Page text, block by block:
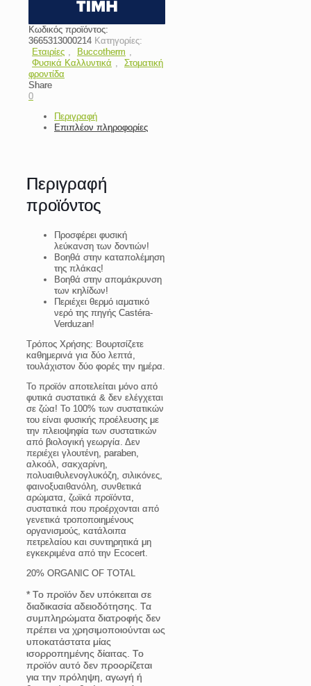
Κωδικός προϊόντος:
3665313000214 Κατηγορίες:
Εταιρίες
Buccotherm
Φυσικά Καλλυντικά
Στοματική
φροντίδα
Share
0
Περιγραφή
Επιπλέον πληροφορίες
Περιγραφή
προϊόντος
Προσφέρει φυσική
λεύκανση των δοντιών!
Βοηθά στην καταπολέμηση
της πλάκας!
Βοηθά στην απομάκρυνση
των κηλίδων!
Περιέχει θερμό ιαματικό
νερό της πηγής Castéra-
Verduzan!
Τρόπος Χρήσης: Βουρτσίζετε
καθημερινά για δύο λεπτά,
τουλάχιστον δύο φορές την ημέρα.
Το προϊόν αποτελείται μόνο από
φυτικά συστατικά & δεν ελέγχεται
σε ζώα! Το 100% των συστατικών
του είναι φυσικής προέλευσης με
την πλειοψηφία των συστατικών
από βιολογική γεωργία. Δεν
περιέχει γλουτένη, paraben,
αλκοόλ, σακχαρίνη,
πολυαιθυλενογλυκόζη, σιλικόνες,
φαινοξυαιθανόλη, συνθετικά
αρώματα, ζωϊκά προϊόντα,
συστατικά που προέρχονται από
γενετικά τροποποιημένους
οργανισμούς, κατάλοιπα
πετρελαίου και συντηρητικά μη
εγκεκριμένα από την Ecocert.
20% ORGANIC OF TOTAL
* Το προϊόν δεν υπόκειται σε
διαδικασία αδειοδότησης. Τα
συμπληρώματα διατροφής δεν
πρέπει να χρησιμοποιούνται ως
υποκατάστατα μίας
ισορροπημένης δίαιτας. Το
προϊόν αυτό δεν προορίζεται
για την πρόληψη, αγωγή ή